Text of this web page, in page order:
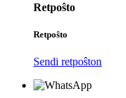
Retpoŝto
Retpoŝto
Sendi retpoŝton